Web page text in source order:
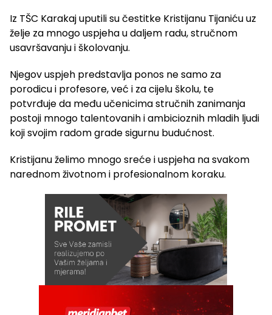
Iz TŠC Karakaj uputili su čestitke Kristijanu Tijaniću uz
želje za mnogo uspjeha u daljem radu, stručnom
usavršavanju i školovanju.
Njegov uspjeh predstavlja ponos ne samo za
porodicu i profesore, već i za cijelu školu, te
potvrđuje da među učenicima stručnih zanimanja
postoji mnogo talentovanih i ambicioznih mladih ljudi
koji svojim radom grade sigurnu budućnost.
Kristijanu želimo mnogo sreće i uspjeha na svakom
narednom životnom i profesionalnom koraku.